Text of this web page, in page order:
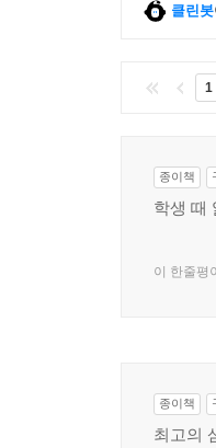
클린봇
1
종이책
학생 때
이 한줄평
종이책
최고의